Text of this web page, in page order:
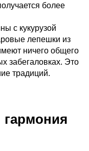
более
с кукурузой
лепешки из
ничего общего
забегаловках. Это
традиций.
гармония